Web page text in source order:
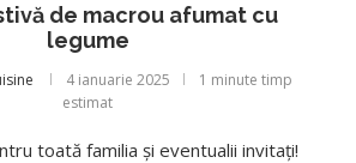
de macrou afumat cu
legume
4 ianuarie 2025
1 minute timp
estimat
toată familia și eventualii invitați!